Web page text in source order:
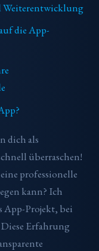
Weiterentwicklung
die App-
dich als
überraschen!
professionelle
kann? Ich
App-Projekt, bei
Erfahrung